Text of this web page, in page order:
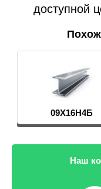
доступной
09Х16Н4Б
Наш